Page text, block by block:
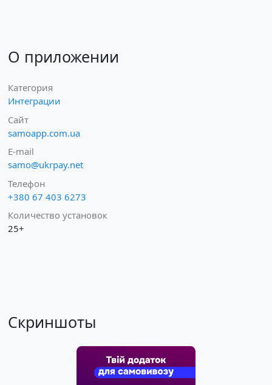
О приложении
Категория
Интеграции
Сайт
samoapp.com.ua
E-mail
samo@ukrpay.net
Телефон
+380 67 403 6273
Количество установок
25+
Скриншоты